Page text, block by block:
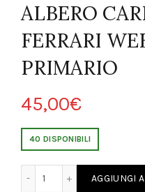
ALBERO
FERRARI
PRIMARIO
45,00€
40 DISPONIBILI
AGGIUNGI